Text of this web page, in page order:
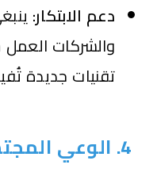
دعم الابتكار:
والشركات العمل
تقنيات جديدة
4. الوعي المجتمعي: